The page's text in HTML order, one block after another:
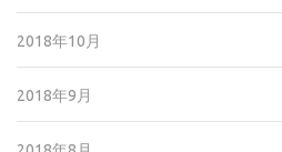
2018年10月
2018年9月